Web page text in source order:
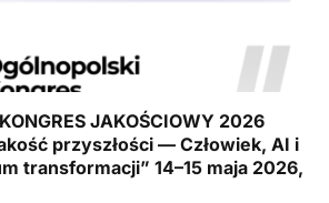
JAKOŚCIOWY 2026
przyszłości — Człowiek, AI i
transformacji” 14–15 maja 2026,